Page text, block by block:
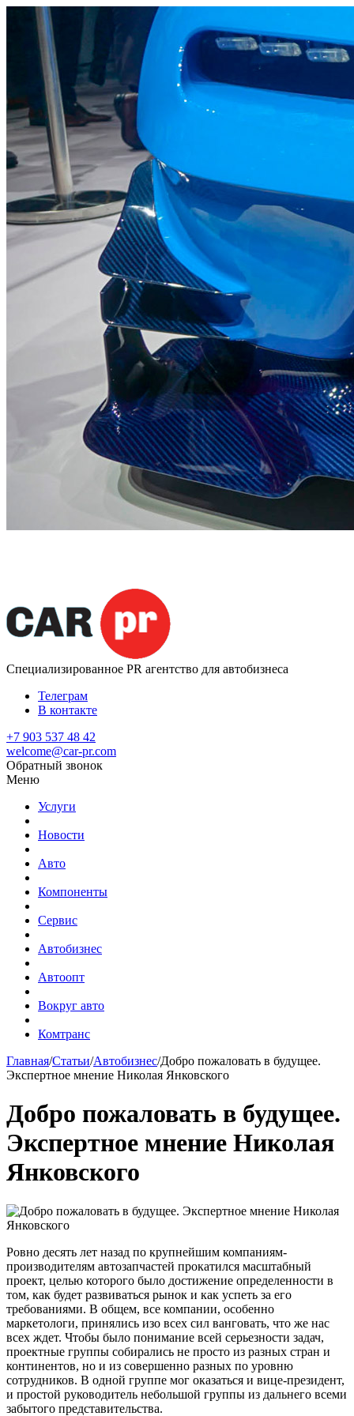
Специализированное PR агентство для автобизнеса
Телеграм
В контакте
+7 903 537 48 42
welcome@car-pr.com
Обратный звонок
Меню
Услуги
Новости
Авто
Компоненты
Сервис
Автобизнес
Автоопт
Вокруг авто
Комтранс
Главная/Статьи/Автобизнес/Добро пожаловать в будуще е.
Экспертное мнение Николая Янковского
Добро пожаловать в будуще е.
Экспертное мнение Николая
Янковского
Ровно десять лет назад по крупнейшим компаниям-
производителям автозапчастей прокатился масштабный
проект, целью которого было достижение определенности в
том, как будет развиваться рынок и как успеть за его
требованиями. В общем, все компании, особенно
маркетологи, принялись изо всех сил ванговать, что же нас
всех ждет. Чтобы было понимание всей серьезности задач,
проектные группы собирались не просто из разных стран и
континентов, но и из совершенно разных по уровню
сотрудников. В одной группе мог оказаться и вице-президент,
и простой руководитель небольшой группы из дальнего всеми
забытого представительства.